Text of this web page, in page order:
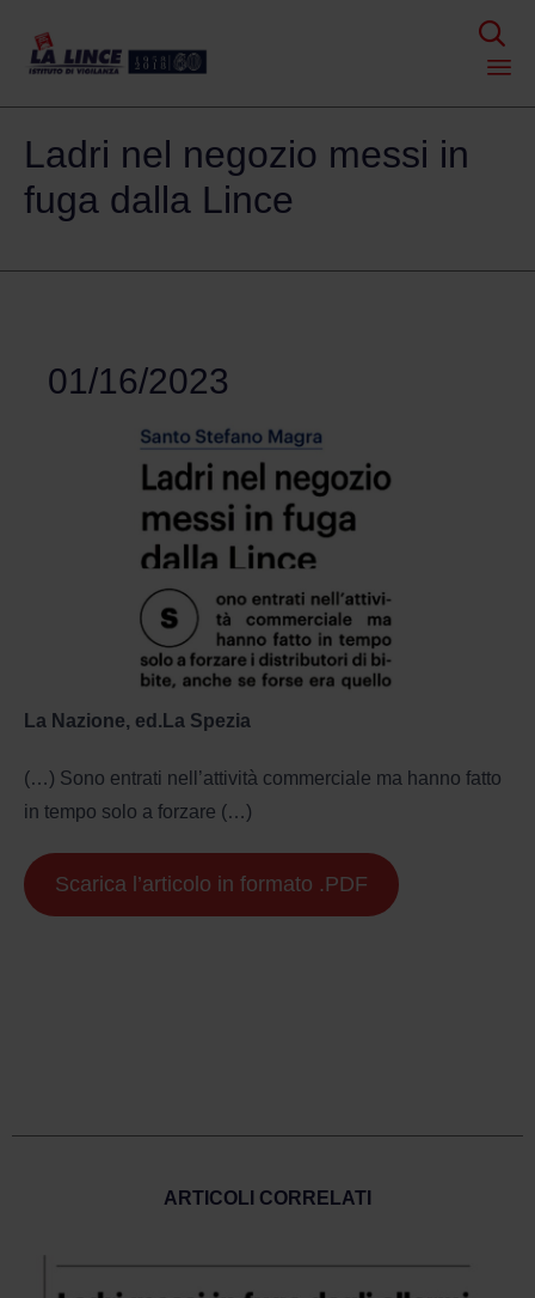

to
Ladri nel negozio messi in
fuga dalla Lince
01/16/2023
La Nazione, ed.La Spezia
(…) Sono entrati nell’attività commerciale ma hanno fatto
in tempo solo a forzare (…)
Scarica l’articolo in formato .PDF
ARTICOLI CORRELATI